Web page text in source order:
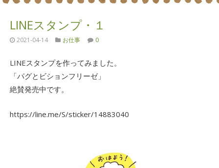
LINEスタンプ・１
2021-04-14 お仕事 0
LINEスタンプを作ってみました。
「パグとビションフリーゼ」
絶賛発売中です。
https://line.me/S/sticker/14883040